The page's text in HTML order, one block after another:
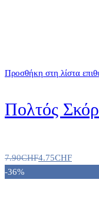
Προσθήκη στη λίστα
Πολτός
7.90CHF4.75CHF
-36%